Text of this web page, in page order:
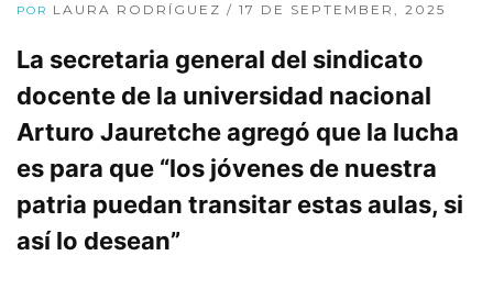
POR LAURA RODRÍGUEZ / 17 DE SEPTEMBER, 2025
La secretaria general del sindicato
docente de la universidad nacional
Arturo Jauretche agregó que la lucha
es para que “los jóvenes de nuestra
patria puedan transitar estas aulas, si
así lo desean”